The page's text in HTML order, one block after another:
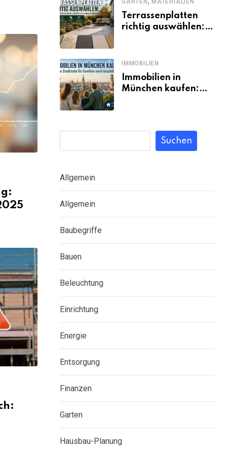
Terrassenplatten
richtig auswählen:
eigenen Garten?
IMMOBILIEN
Immobilien in
München kaufen:
Suchen
Allgemein
Allgemein
Baubegriffe
Bauen
Beleuchtung
Einrichtung
Energie
Entsorgung
Finanzen
Garten
Hausbau-Planung